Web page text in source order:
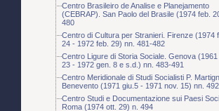
Centro Brasileiro de Analise e Planejamento
(CEBRAP). San Paolo del Brasile (1974 feb.
480
Centro di Cultura per Stranieri. Firenze (1974
24 - 1972 feb. 29) nn. 481-482
Centro Ligure di Storia Sociale. Genova (1961
23 - 1972 gen. 8 e s.d.) nn. 483-491
Centro Meridionale di Studi Socialisti P.
Benevento (1971 giu.5 - 1971 nov. 15) nn.
Centro Studi e Documentazione sui Paesi
Roma (1974 ott. 29) n. 494